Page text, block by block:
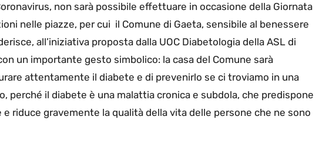
non sarà possibile effettuare in occasione della Giornata
nelle piazze, per cui il Comune di Gaeta, sensibile al benessere
all’iniziativa proposta dalla UOC Diabetologia della ASL di
un importante gesto simbolico: la casa del Comune sarà
attentamente il diabete e di prevenirlo se ci troviamo in una
perché il diabete è una malattia cronica e subdola, che predispone
riduce gravemente la qualità della vita delle persone che ne sono